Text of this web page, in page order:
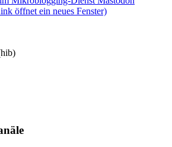
öffnet ein neues Fenster)